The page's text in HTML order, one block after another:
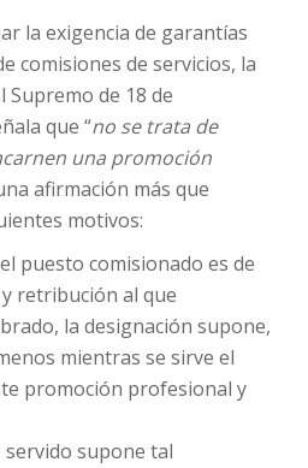
la exigencia de garantías
comisiones de servicios, la
de 18 de
que “no se trata de
una promoción
afirmación más que
motivos:
puesto comisionado es de
retribución al que
la designación supone,
mientras se sirve el
promoción profesional y
servido supone tal